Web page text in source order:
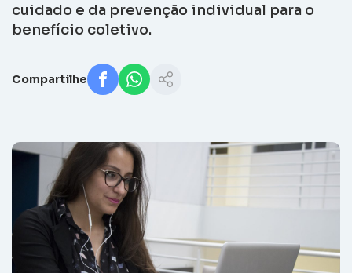
cuidado e da prevenção individual para o
benefício coletivo.
Compartilhe